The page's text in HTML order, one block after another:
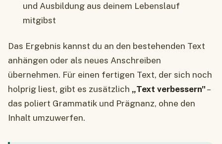
und Ausbildung aus deinem Lebenslauf
mitgibst
Das Ergebnis kannst du an den bestehenden Text
anhängen oder als neues Anschreiben
übernehmen. Für einen fertigen Text, der sich noch
holprig liest, gibt es zusätzlich „Text verbessern"–
das poliert Grammatik und Prägnanz, ohne den
Inhalt umzuwerfen.